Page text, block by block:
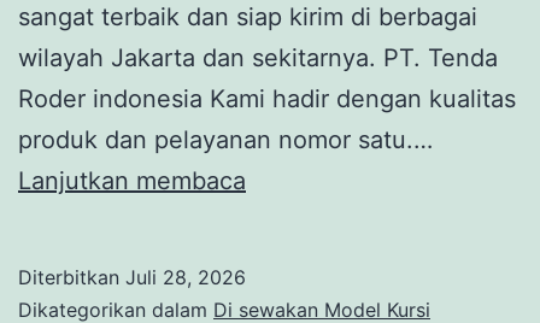
sangat terbaik dan siap kirim di berbagai
wilayah Jakarta dan sekitarnya. PT. Tenda
Roder indonesia Kami hadir dengan kualitas
produk dan pelayanan nomor satu.…
Lanjutkan membaca
RODER
Diterbitkan Juli 28, 2026
Dikategorikan dalam Di sewakan Model Kursi